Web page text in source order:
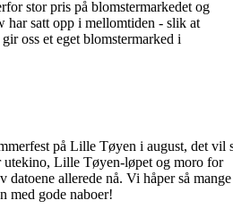
stor pris på blomstermarkedet og
har satt opp i mellomtiden - slik at
oss et eget blomstermarked i
på Lille Tøyen i august, det vil
utekino, Lille Tøyen-løpet og moro for
datoene allerede nå. Vi håper så mange
med gode naboer!